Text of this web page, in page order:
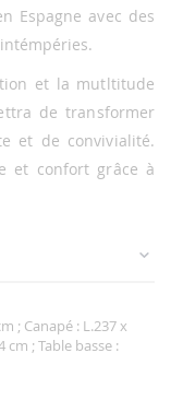
Espagne avec des
et la mutltitude
de transformer
et de convivialité.
et confort grâce à
; Canapé : L.237 x
cm ; Table basse :